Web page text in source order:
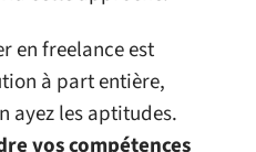
en freelance est
à part entière,
ayez les aptitudes.